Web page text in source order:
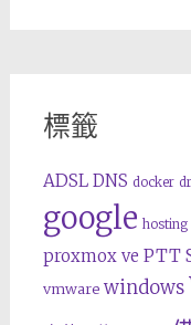
標籤
ADSL DNS docker
google hosting
proxmox ve PTT
vmware windows